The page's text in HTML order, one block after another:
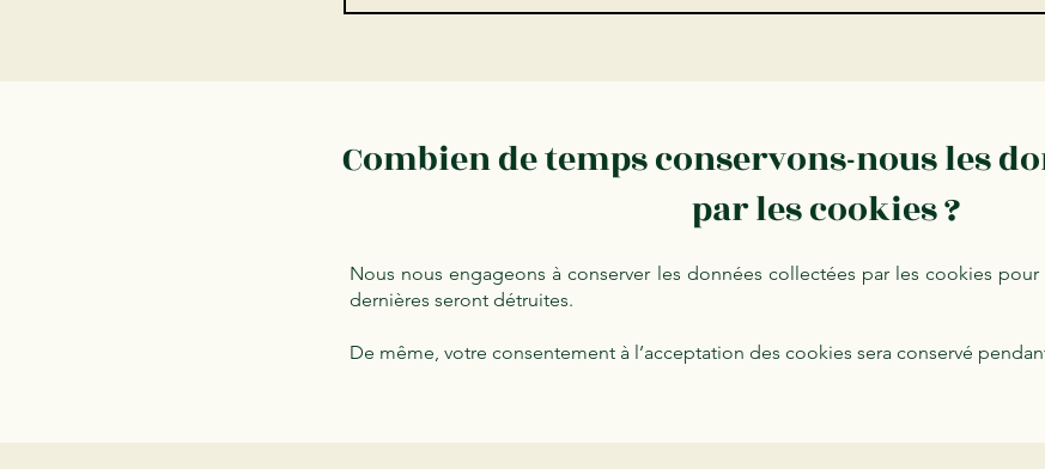
Combien de temps conservons-nous les
par les cookies ?
Nous nous engageons à conserver les données collectées par les cookies
dernières seront détruites.
De même, votre consentement à l’acceptation des cookies sera conservé